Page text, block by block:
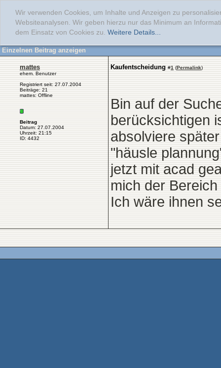
Wir verwenden Cookies, um Inhalte und Anzeigen zu
Websiteanalysen. Wir geben hierzu nur das Minimum an
dem Einsatz von Cookies zu. Weitere Details...
Einzelnen Beitrag anzeigen
mattes
ehem. Benutzer
Registriert seit: 27.07.2004
Beiträge: 21
mattes: Offline
Beitrag
Datum: 27.07.2004
Uhrzeit: 21:15
ID: 4432
Kaufentscheidung #1 (Permalink)
Bin auf der
berücksichtigen
absolviere
"häusle
jetzt mit acad
mich der
Ich wäre ihnen